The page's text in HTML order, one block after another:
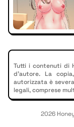
Tutti i contenuti di
d'autore. La
autorizzata è
legali, comprese
2026